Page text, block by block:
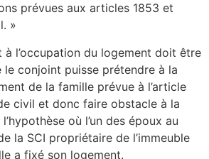
prévues aux articles 1853 et
»
à l’occupation du logement doit être
conjoint puisse prétendre à la
de la famille prévue à l’article
civil et donc faire obstacle à la
où l’un des époux au
la SCI propriétaire de l’immeuble
a fixé son logement.